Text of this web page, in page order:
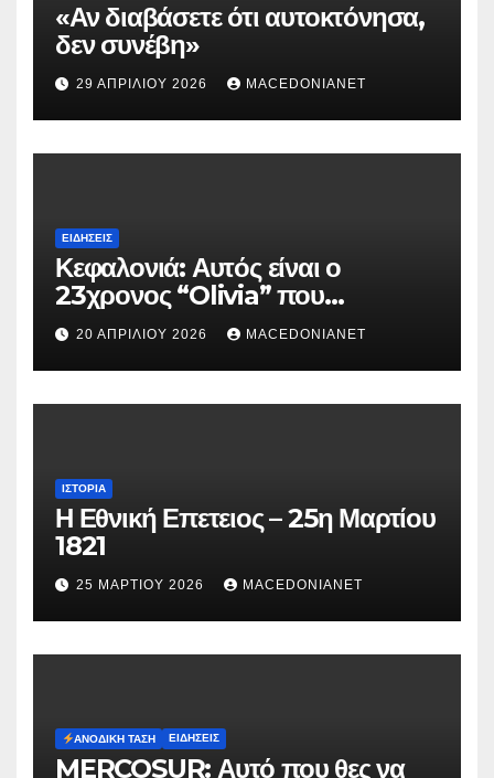
«Αν διαβάσετε ότι αυτοκτόνησα,
δεν συνέβη»
29 ΑΠΡΙΛΊΟΥ 2026 MACEDONIANET
ΕΙΔΉΣΕΙΣ
Κεφαλονιά: Αυτός είναι ο
23χρονος “Olivia” που
κατηγορείται για τον θάνατο της
Μυρτούς
20 ΑΠΡΙΛΊΟΥ 2026 MACEDONIANET
ΙΣΤΟΡΊΑ
Η Εθνική Επετειος – 25η Μαρτίου
1821
25 ΜΑΡΤΊΟΥ 2026 MACEDONIANET
ΑΝΟΔΙΚΉ ΤΆΣΗ ΕΙΔΉΣΕΙΣ
MERCOSUR: Αυτό που θες να